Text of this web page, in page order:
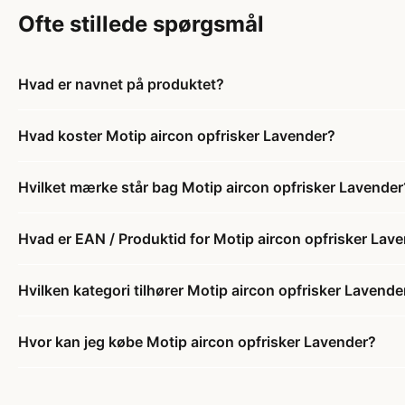
Ofte stillede spørgsmål
Hvad er navnet på produktet?
Hvad koster Motip aircon opfrisker Lavender?
Hvilket mærke står bag Motip aircon opfrisker
Hvad er EAN / Produktid for Motip aircon opfrisker
Hvilken kategori tilhører Motip aircon opfrisker
Hvor kan jeg købe Motip aircon opfrisker Lavender?